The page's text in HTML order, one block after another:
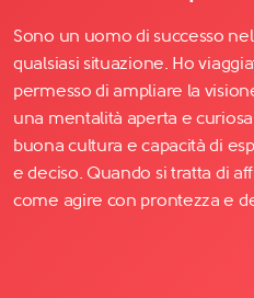
Sono un uomo di successo
qualsiasi situazione. Ho
permesso di ampliare la
una mentalità aperta e
buona cultura e capacità di
e deciso. Quando si tratta di
come agire con prontezza e